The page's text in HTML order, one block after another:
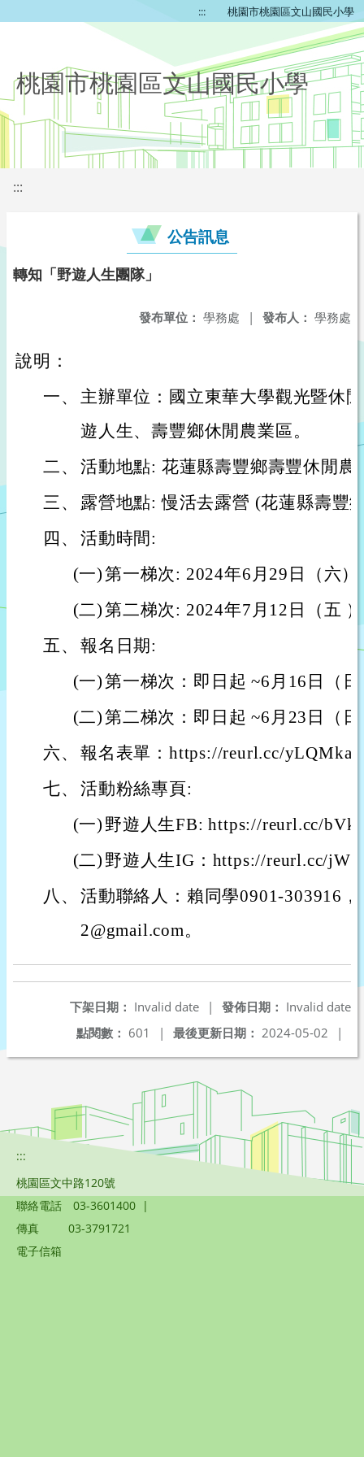
::: 桃園市桃園區文山國民小學
桃園市桃園區文山國民小學
:::
公告訊息
轉知「野遊人生團隊」
發布人： 學務處
發布單位： 學務處 |
說明：
一、
主辦單位：國立東華大學觀光暨休
遊人生、壽豐鄉休閒農業區。
二、 活動地點: 花蓮縣壽豐鄉壽豐休閒農
三、
露營地點: 慢活去露營 (花蓮縣壽豐
四、 活動時間:
(一)第一梯次: 2024年6月29日（六
(二)第二梯次: 2024年7月12日（五
五、 報名日期:
(一)第一梯次：即日起 ~6月16日（
(二)第二梯次：即日起 ~6月23日（
六、 報名表單：https://reurl.cc/yLQMka
七、 活動粉絲專頁:
(一) 野遊人生FB: https://reurl.cc/
(二) 野遊人生IG：https://reurl.cc/
八、 活動聯絡人：賴同學0901-303916
2@gmail.com。
發佈日期： Invalid date
下架日期： Invalid date
|
最後更新日期： 2024-05-02 |
點閱數： 601 |
:::
桃園區文中路120號
聯絡電話
03-3601400 |
傳真
03-3791721
電子信箱